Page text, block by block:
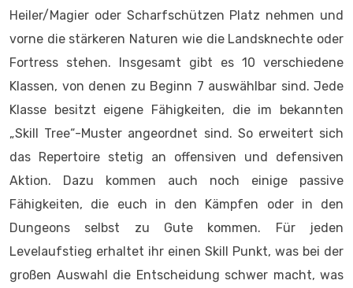
Heiler/Magier oder Scharfschützen Platz nehmen und
vorne die stärkeren Naturen wie die Landsknechte oder
Fortress stehen. Insgesamt gibt es 10 verschiedene
Klassen, von denen zu Beginn 7 auswählbar sind. Jede
Klasse besitzt eigene Fähigkeiten, die im bekannten
„Skill Tree“-Muster angeordnet sind. So erweitert sich
das Repertoire stetig an offensiven und defensiven
Aktion. Dazu kommen auch noch einige passive
Fähigkeiten, die euch in den Kämpfen oder in den
Dungeons selbst zu Gute kommen. Für jeden
Levelaufstieg erhaltet ihr einen Skill Punkt, was bei der
großen Auswahl die Entscheidung schwer macht, was